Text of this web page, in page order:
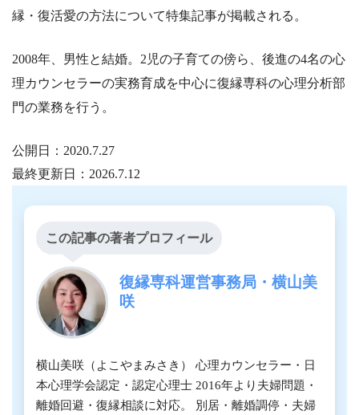
縁・復活愛の方法について特集記事が掲載される。
2008年、男性と結婚。2児の子育ての傍ら、後進の4名の心
理カウンセラーの実務育成を中心に復縁専科の心理分析部
門の業務を行う。
公開日： 2020.7.27
最終更新日： 2026.7.12
この記事の著者プロフィール
復縁専科運営事務局・横山美
咲
横山美咲（よこやまみさき） 心理カウンセラー・日
本心理学会認定・認定心理士 2016年より夫婦問題・
離婚回避・復縁相談に対応。 別居・離婚調停・夫婦